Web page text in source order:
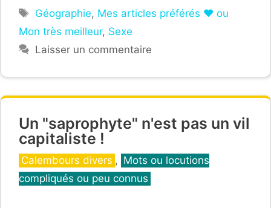
Étiquettes
Géographie, Mes articles préférés ❤ ou
Mon très meilleur, Sexe
Laisser un commentaire
Un "saprophyte" n'est pas un vil
capitaliste !
Catégories
Calembours divers , Mots ou locutions
compliqués ou peu connus